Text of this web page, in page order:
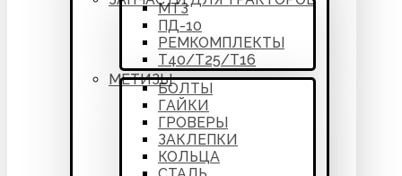
МТЗ
ПД-10
РЕМКОМПЛЕКТЫ
Т40/Т25/Т16
МЕТИЗЫ
БОЛТЫ
ГАЙКИ
ГРОВЕРЫ
ЗАКЛЕПКИ
КОЛЬЦА